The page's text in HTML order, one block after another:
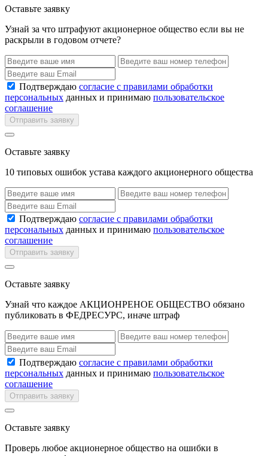
Оставьте заявку
Узнай за что штрафуют акционерное общество если вы не
раскрыли в годовом отчете?
Подтверждаю согласие с правилами обработки
персональных данных и принимаю пользовательское
соглашение
Отправить заявку
Оставьте заявку
10 типовых ошибок устава каждого акционерного общества
Подтверждаю согласие с правилами обработки
персональных данных и принимаю пользовательское
соглашение
Отправить заявку
Оставьте заявку
Узнай что каждое АКЦИОНРЕНОЕ ОБЩЕСТВО обязано
публиковать в ФЕДРЕСУРС, иначе штраф
Подтверждаю согласие с правилами обработки
персональных данных и принимаю пользовательское
соглашение
Отправить заявку
Оставьте заявку
Проверь любое акционерное общество на ошибки в